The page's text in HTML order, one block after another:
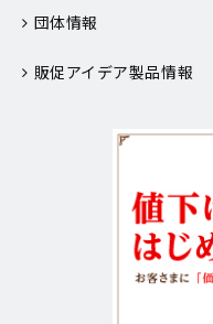
団体情報
販促アイデア製品情報